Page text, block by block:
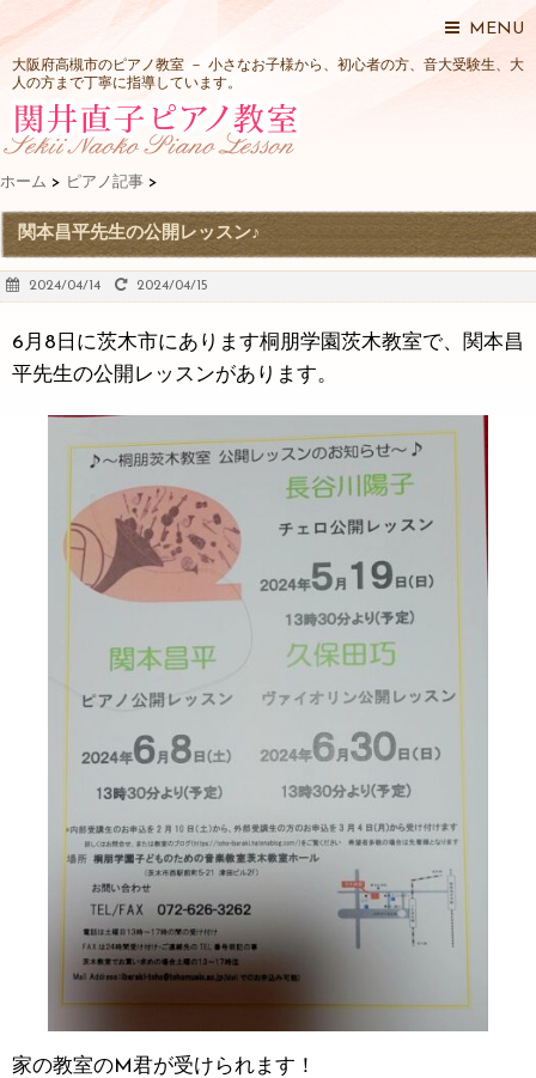
MENU
大阪府高槻市のピアノ教室 － 小さなお子様から、初心者の方、音大受験生、大
人の方まで丁寧に指導しています。
ホーム > ピアノ記事 >
関本昌平先生の公開レッスン♪
2024/04/14 2024/04/15
6月8日に茨木市にあります桐朋学園茨木教室で、関本昌
平先生の公開レッスンがあります。
家の教室のM君が受けられます！